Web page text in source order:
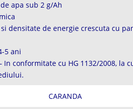
apa sub 2 g/Ah
densitate de energie crescuta cu
5 ani
In conformitate cu HG 1132/2008,
CARANDA